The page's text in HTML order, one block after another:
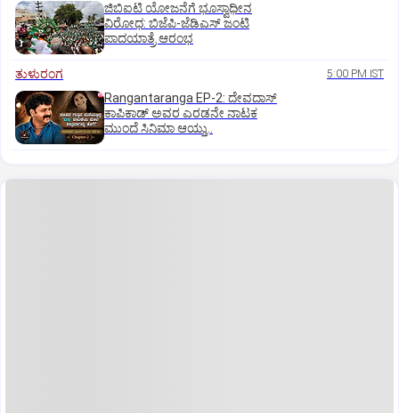
ಜಿಬಿಐಟಿ ಯೋಜನೆಗೆ ಭೂಸ್ವಾಧೀನ
ವಿರೋಧ: ಬಿಜೆಪಿ-ಜೆಡಿಎಸ್‌ ಜಂಟಿ
ಪಾದಯಾತ್ರೆ ಆರಂಭ
ತುಳುರಂಗ 5:00 PM IST
Rangantaranga EP-2: ದೇವದಾಸ್
ಕಾಪಿಕಾಡ್‌ ಅವರ ಎರಡನೇ ನಾಟಕ
ಮುಂದೆ ಸಿನಿಮಾ ಆಯ್ತು..